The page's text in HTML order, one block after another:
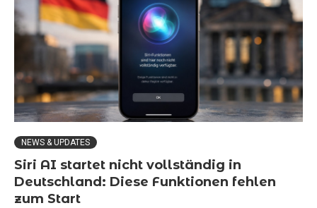
NEWS & UPDATES
Siri AI startet nicht vollständig in
Deutschland: Diese Funktionen fehlen
zum Start